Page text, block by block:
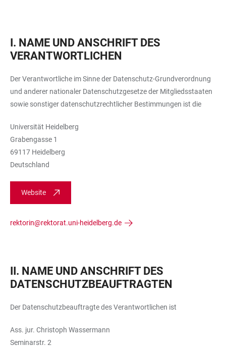
I. NAME UND ANSCHRIFT DES
VERANTWORTLICHEN
Der Verantwortliche im Sinne der Datenschutz-Grundverordnung
und anderer nationaler Datenschutzgesetze der Mitgliedsstaaten
sowie sonstiger datenschutzrechtlicher Bestimmungen ist die
Universität Heidelberg
Grabengasse 1
69117 Heidelberg
Deutschland
Website
rektorin@rektorat.uni-heidelberg.de
II. NAME UND ANSCHRIFT DES
DATENSCHUTZBEAUFTRAGTEN
Der Datenschutzbeauftragte des Verantwortlichen ist
Ass. jur. Christoph Wassermann
Seminarstr. 2